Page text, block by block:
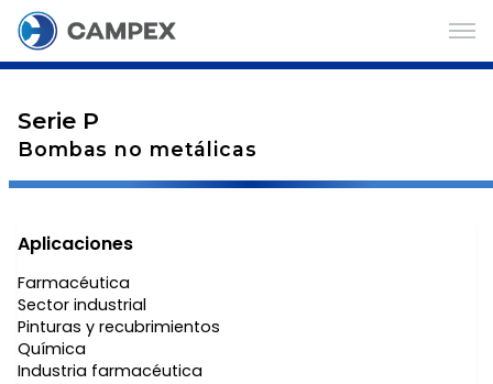
Serie P
Bombas no metálicas
Aplicaciones
Farmacéutica
Sector industrial
Pinturas y recubrimientos
Química
Industria farmacéutica